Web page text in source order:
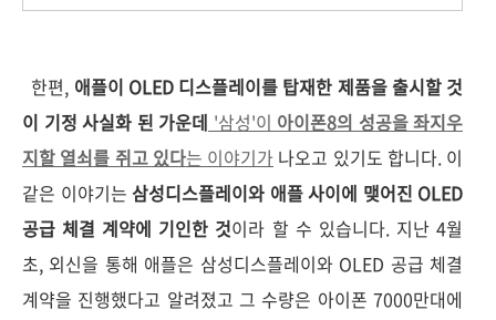
한편, 애플이 OLED 디스플레이를 탑재한 제품을 출시할 것
이 기정 사실화 된 가운데 '삼성'이 아이폰8의 성공을 좌지우
지할 열쇠를 쥐고 있다는 이야기가 나오고 있기도 합니다. 이
같은 이야기는 삼성디스플레이와 애플 사이에 맺어진 OLED
공급 체결 계약에 기인한 것이라 할 수 있습니다. 지난 4월
초, 외신을 통해 애플은 삼성디스플레이와 OLED 공급 체결
계약을 진행했다고 알려졌고 그 수량은 아이폰 7000만대에